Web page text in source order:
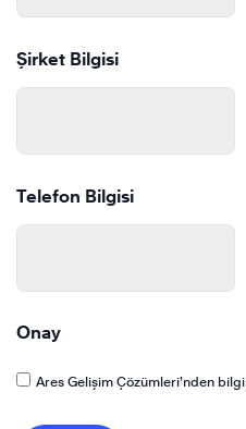
Şirket Bilgisi
Telefon Bilgisi
Onay
Ares Gelişim Çözümleri’nden